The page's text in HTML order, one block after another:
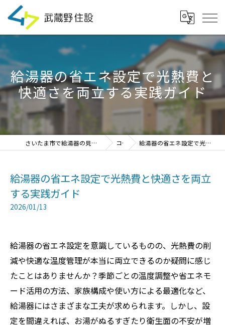
給湯器の省エネ設定で光熱費と
快適さを両立する実践ガイド
さいたま市で給湯器の見積・設置・交換なら「武蔵野住設」 コラム 給湯器の省エネ設定で光熱費と快適さを両立する実践ガイド
給湯器の省エネ設定で光熱費と快適さを両立
する実践ガイド
2026/01/13
給湯器の省エネ設定を意識しているものの、光熱費の削
減や快適な温度管理が本当に両立できるのか疑問に感じ
たことはありませんか？季節ごとの温度調整や省エネモ
ード活用の方法、家族構成や使い方による最適化など、
給湯器にはさまざまな工夫が求められます。しかし、設
定を間違えれば、お湯がぬるすぎたり衛生面の不安が増